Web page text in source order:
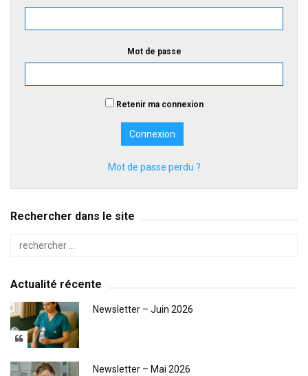
Mot de passe
Retenir ma connexion
Mot de passe perdu ?
Rechercher dans le site
Actualité récente
Newsletter – Juin 2026
Newsletter – Mai 2026